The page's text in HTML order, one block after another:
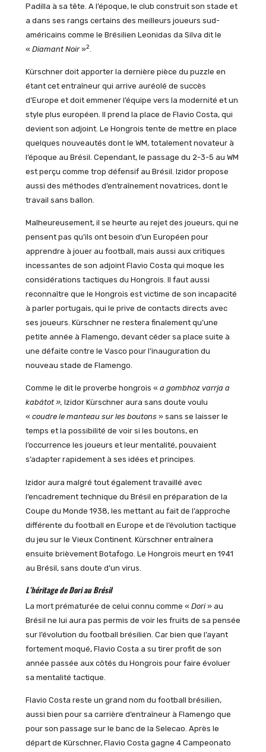
Padilla à sa tête. A l’époque, le club construit son stade et
a dans ses rangs certains des meilleurs joueurs sud-
américains comme le Brésilien Leonidas da Silva dit le
« Diamant Noir»2.
Kürschner doit apporter la dernière pièce du puzzle en
étant cet entraîneur qui arrive auréolé de succès
d’Europe et doit emmener l’équipe vers la modernité et un
style plus européen. Il prend la place de Flavio Costa, qui
devient son adjoint. Le Hongrois tente de mettre en place
quelques nouveautés dont le WM, totalement novateur à
l’époque au Brésil. Cependant, le passage du 2-3-5 au WM
est perçu comme trop défensif au Brésil. Izidor propose
aussi des méthodes d’entraînement novatrices, dont le
travail sans ballon.
Malheureusement, il se heurte au rejet des joueurs, qui ne
pensent pas qu’ils ont besoin d’un Européen pour
apprendre à jouer au football, mais aussi aux critiques
incessantes de son adjoint Flavio Costa qui moque les
considérations tactiques du Hongrois. Il faut aussi
reconnaître que le Hongrois est victime de son incapacité
à parler portugais, qui le prive de contacts directs avec
ses joueurs. Kürschner ne restera finalement qu’une
petite année à Flamengo, devant céder sa place suite à
une défaite contre le Vasco pour l’inauguration du
nouveau stade de Flamengo.
Comme le dit le proverbe hongrois « a gombhoz varrja a
kabátot », Izidor Kürschner aura sans doute voulu
« coudre le manteau sur les boutons» sans se laisser le
temps et la possibilité de voir si les boutons, en
l’occurrence les joueurs et leur mentalité, pouvaient
s’adapter rapidement à ses idées et principes.
Izidor aura malgré tout également travaillé avec
l’encadrement technique du Brésil en préparation de la
Coupe du Monde 1938, les mettant au fait de l’approche
différente du football en Europe et de l’évolution tactique
du jeu sur le Vieux Continent. Kürschner entraînera
ensuite brièvement Botafogo. Le Hongrois meurt en 1941
au Brésil, sans doute d’un virus.
L’héritage de Dori au Brésil
La mort prématurée de celui connu comme « Dori» au
Brésil ne lui aura pas permis de voir les fruits de sa pensée
sur l’évolution du football brésilien. Car bien que l’ayant
fortement moqué, Flavio Costa a su tirer profit de son
année passée aux côtés du Hongrois pour faire évoluer
sa mentalité tactique.
Flavio Costa reste un grand nom du football brésilien,
aussi bien pour sa carrière d’entraîneur à Flamengo que
pour son passage sur le banc de la Selecao. Après le
départ de Kürschner, Flavio Costa gagne 4 Campeonato